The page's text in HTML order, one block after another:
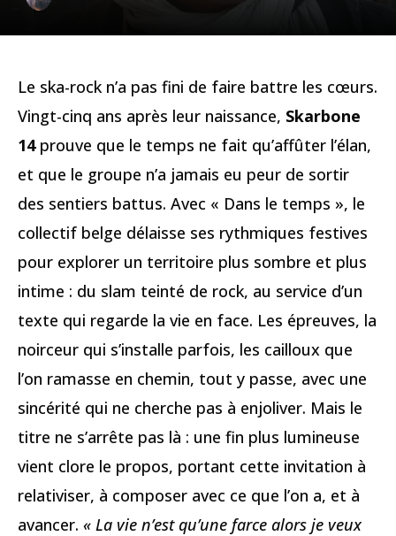
Le ska-rock n’a pas fini de faire battre les cœurs.
Vingt-cinq ans après leur naissance, Skarbone
14prouve que le temps ne fait qu’affûter l’élan,
et que le groupe n’a jamais eu peur de sortir
des sentiers battus. Avec « Dans le temps », le
collectif belge délaisse ses rythmiques festives
pour explorer un territoire plus sombre et plus
intime : du slam teinté de rock, au service d’un
texte qui regarde la vie en face. Les épreuves, la
noirceur qui s’installe parfois, les cailloux que
l’on ramasse en chemin, tout y passe, avec une
sincérité qui ne cherche pas à enjoliver. Mais le
titre ne s’arrête pas là : une fin plus lumineuse
vient clore le propos, portant cette invitation à
relativiser, à composer avec ce que l’on a, et à
avancer. « La vie n’est qu’une farce alors je veux